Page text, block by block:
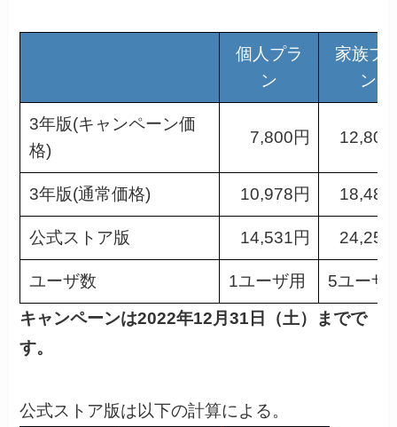
個人プラ
ン
家族プ
ン
3年版(キャンペーン価
格)
7,800円 12,800
3年版(通常価格) 10,978円 18,480
公式ストア版 14,531円 24,251
ユーザ数 1ユーザ用
5ユーザ
キャンペーンは2022年12月31日（土）までで
す。
公式ストア版は以下の計算による。